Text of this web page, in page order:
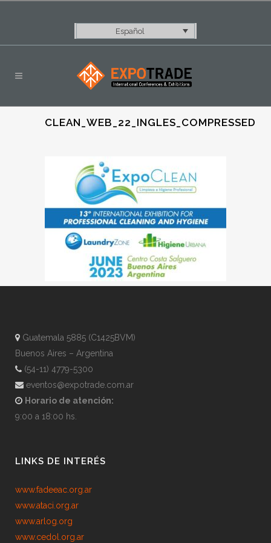
Español
CLEAN_WEB_22_INGLES_COMPRESSED
Guatemala 5885 (C1425BVM)
Buenos Aires – Argentina
(54-11) 4779-5300
eventos@expotrade.com.ar
Horario de atención:
9:00 a 18:00 hs.
LINKS DE INTERÉS
www.fadeeac.org.ar
www.ataci.org.ar
www.arlog.org
www.cedol.org.ar